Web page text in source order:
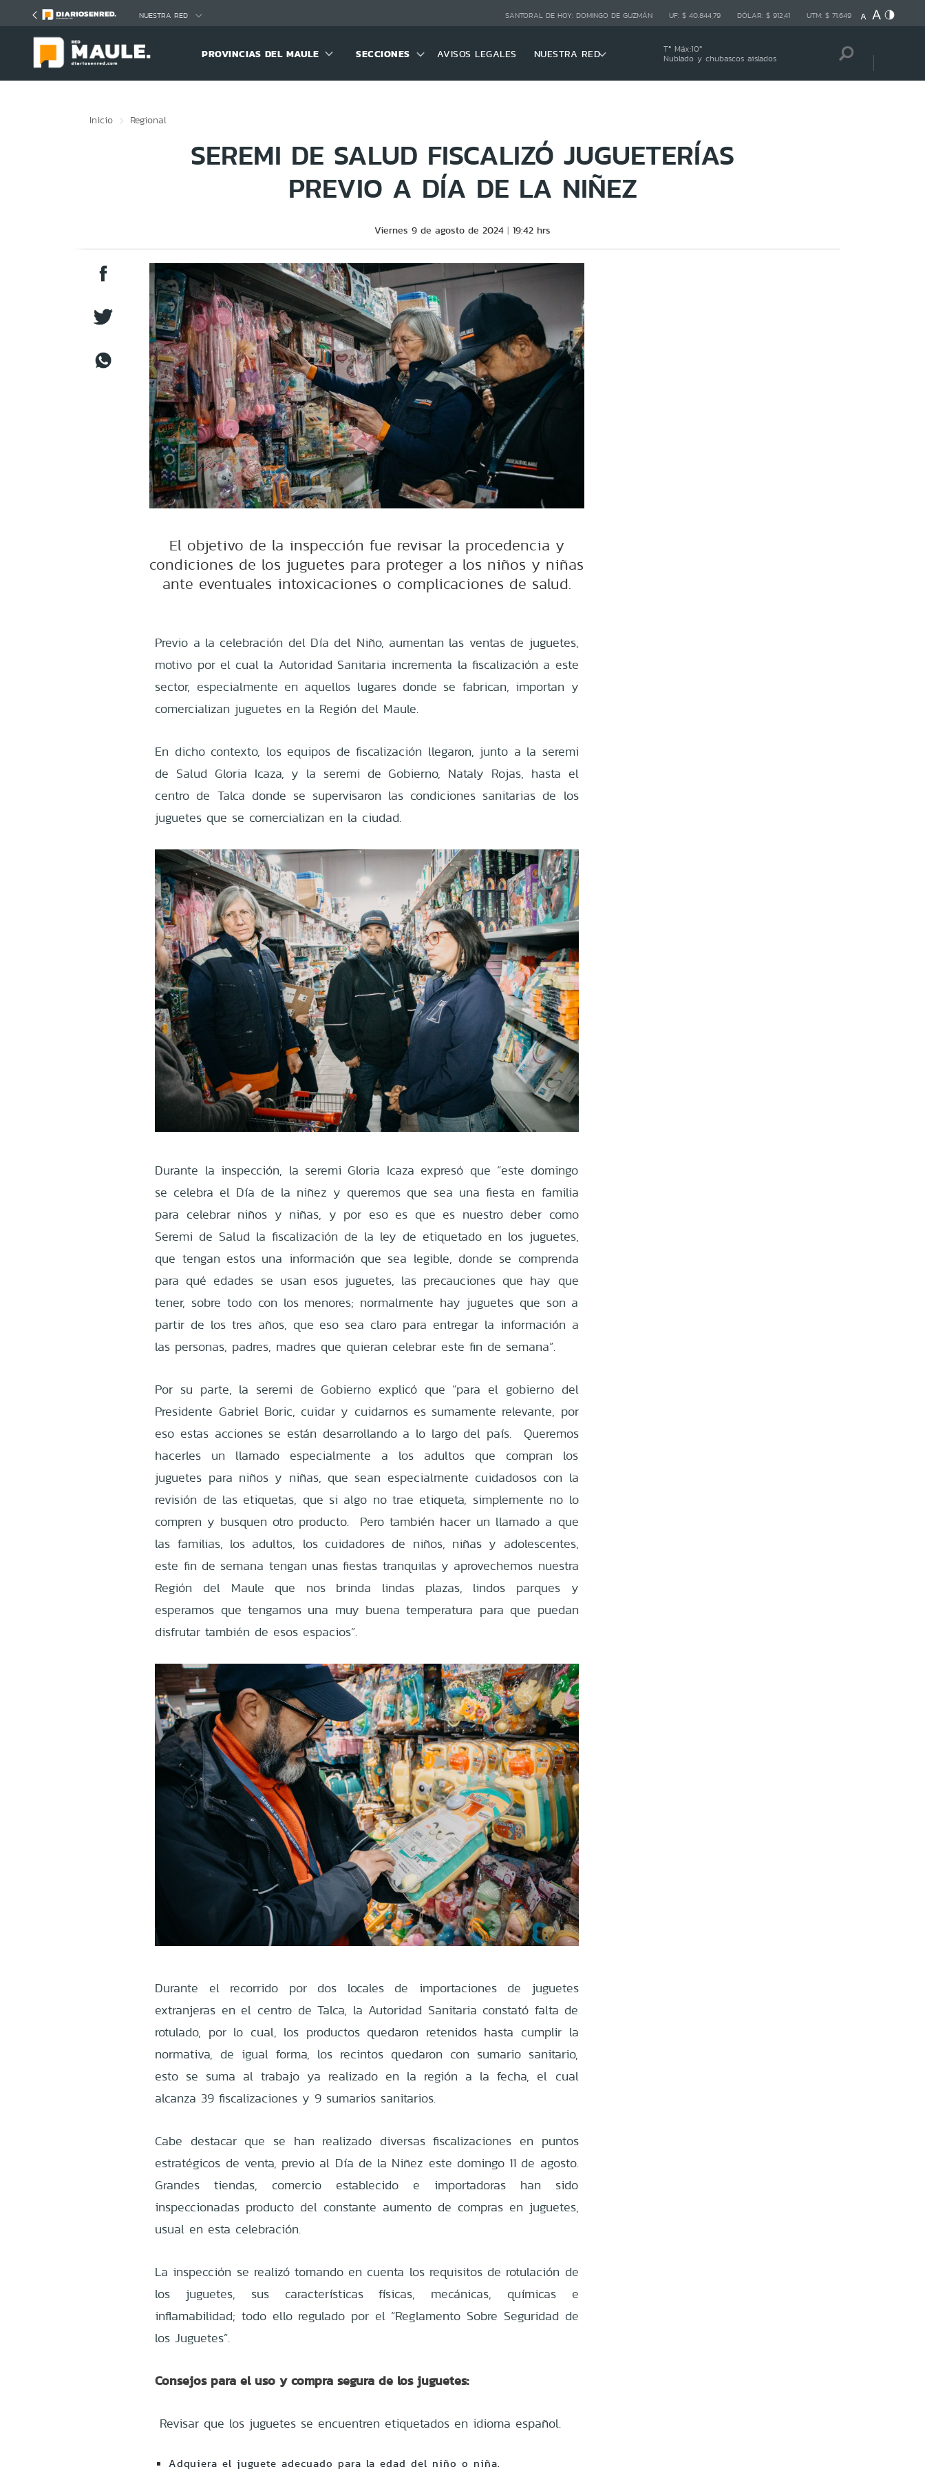
NUESTRA RED SANTORAL DE HOY: DOMINGO DE GUZMÁN UF: $ 40.844,79 DÓLAR: $ 912,41 UTM: $ 71.649
PROVINCIAS DEL MAULE SECCIONES AVISOS LEGALES NUESTRA RED Tª Máx:10º
Nublado y chubascos aislados
Inicio Regional
SEREMI DE SALUD FISCALIZÓ JUGUETERÍAS
PREVIO A DÍA DE LA NIÑEZ
Viernes 9 de agosto de 2024 19:42 hrs
El objetivo de la inspección fue revisar la procedencia y
condiciones de los juguetes para proteger a los niños y niñas
ante eventuales intoxicaciones o complicaciones de salud.
Previo a la celebración del Día del Niño, aumentan las ventas de juguetes,
motivo por el cual la Autoridad Sanitaria incrementa la fiscalización a este
sector, especialmente en aquellos lugares donde se fabrican, importan y
comercializan juguetes en la Región del Maule.
En dicho contexto, los equipos de fiscalización llegaron, junto a la seremi
de Salud Gloria Icaza, y la seremi de Gobierno, Nataly Rojas, hasta el
centro de Talca donde se supervisaron las condiciones sanitarias de los
juguetes que se comercializan en la ciudad.
Durante la inspección, la seremi Gloria Icaza expresó que “este domingo
se celebra el Día de la niñez y queremos que sea una fiesta en familia
para celebrar niños y niñas, y por eso es que es nuestro deber como
Seremi de Salud la fiscalización de la ley de etiquetado en los juguetes,
que tengan estos una información que sea legible, donde se comprenda
para qué edades se usan esos juguetes, las precauciones que hay que
tener, sobre todo con los menores; normalmente hay juguetes que son a
partir de los tres años, que eso sea claro para entregar la información a
las personas, padres, madres que quieran celebrar este fin de semana”.
Por su parte, la seremi de Gobierno explicó que “para el gobierno del
Presidente Gabriel Boric, cuidar y cuidarnos es sumamente relevante, por
eso estas acciones se están desarrollando a lo largo del país. Queremos
hacerles un llamado especialmente a los adultos que compran los
juguetes para niños y niñas, que sean especialmente cuidadosos con la
revisión de las etiquetas, que si algo no trae etiqueta, simplemente no lo
compren y busquen otro producto. Pero también hacer un llamado a que
las familias, los adultos, los cuidadores de niños, niñas y adolescentes,
este fin de semana tengan unas fiestas tranquilas y aprovechemos nuestra
Región del Maule que nos brinda lindas plazas, lindos parques y
esperamos que tengamos una muy buena temperatura para que puedan
disfrutar también de esos espacios”.
Durante el recorrido por dos locales de importaciones de juguetes
extranjeras en el centro de Talca, la Autoridad Sanitaria constató falta de
rotulado, por lo cual, los productos quedaron retenidos hasta cumplir la
normativa, de igual forma, los recintos quedaron con sumario sanitario,
esto se suma al trabajo ya realizado en la región a la fecha, el cual
alcanza 39 fiscalizaciones y 9 sumarios sanitarios.
Cabe destacar que se han realizado diversas fiscalizaciones en puntos
estratégicos de venta, previo al Día de la Niñez este domingo 11 de agosto.
Grandes tiendas, comercio establecido e importadoras han sido
inspeccionadas producto del constante aumento de compras en juguetes,
usual en esta celebración.
La inspección se realizó tomando en cuenta los requisitos de rotulación de
los juguetes, sus características físicas, mecánicas, químicas e
inflamabilidad; todo ello regulado por el “Reglamento Sobre Seguridad de
los Juguetes”.
Consejos para el uso y compra segura de los juguetes:
Revisar que los juguetes se encuentren etiquetados en idioma español.
Adquiera el juguete adecuado para la edad del niño o niña.